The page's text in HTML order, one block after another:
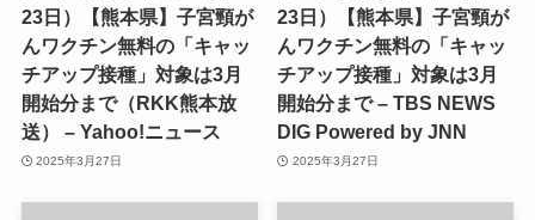
23日）【熊本県】子宮頸が
んワクチン無料の「キャッ
チアップ接種」対象は3月
開始分まで（RKK熊本放
送） – Yahoo!ニュース
2025年3月27日
23日）【熊本県】子宮頸が
んワクチン無料の「キャッ
チアップ接種」対象は3月
開始分まで – TBS NEWS
DIG Powered by JNN
2025年3月27日